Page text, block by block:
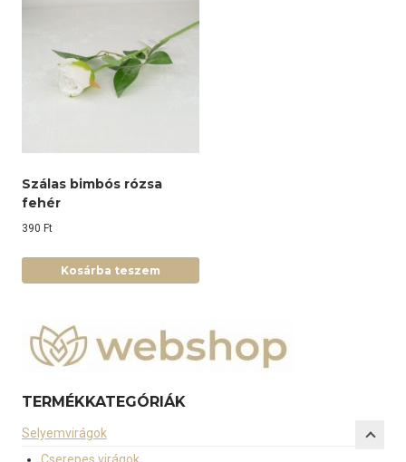
Szálas bimbós rózsa
fehér
390 Ft
Kosárba teszem
TERMÉKKATEGÓRIÁK
Selyemvirágok
Cserepes virágok